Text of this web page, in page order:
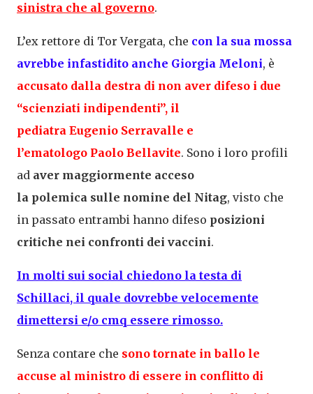
sinistra che al governo.
L’ex rettore di Tor Vergata, che con la sua mossa
avrebbe infastidito anche Giorgia Meloni, è
accusato dalla destra di non aver difeso i due
“scienziati indipendenti”, il
pediatra Eugenio Serravalle e
l’ematologo Paolo Bellavite. Sono i loro profili
ad aver maggiormente acceso
la polemica sulle nomine del Nitag, visto che
in passato entrambi hanno difeso posizioni
critiche nei confronti dei vaccini.
In molti sui social chiedono la testa di
Schillaci, il quale dovrebbe velocemente
dimettersi e/o cmq essere rimosso.
Senza contare che sono tornate in ballo le
accuse al ministro di essere in conflitto di